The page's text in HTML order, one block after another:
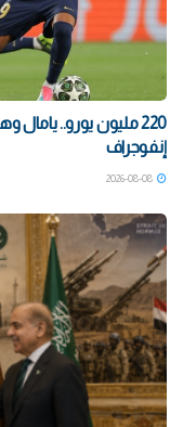
220 مليون يورو..
إنفوجراف